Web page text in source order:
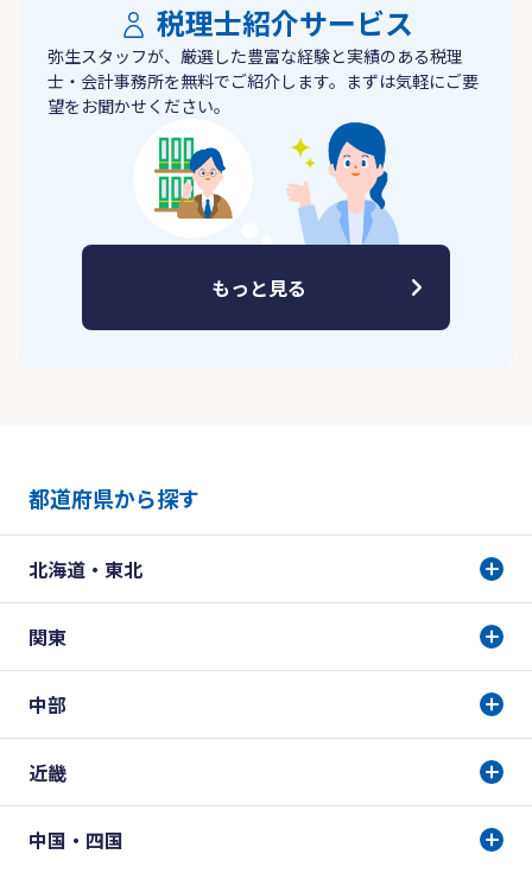
税理士紹介サービス
弥生スタッフが、厳選した豊富な経験と実績のある税理
士・会計事務所を無料でご紹介します。まずは気軽にご要
望をお聞かせください。
もっと見る
都道府県から探す
北海道・東北
関東
中部
近畿
中国・四国